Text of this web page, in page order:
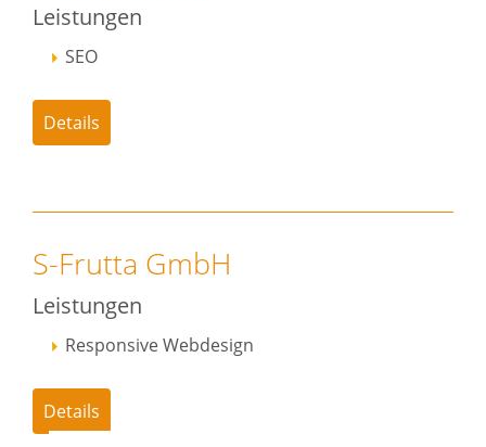
Leistungen
SEO
Details
S-Frutta GmbH
Leistungen
Responsive Webdesign
Details